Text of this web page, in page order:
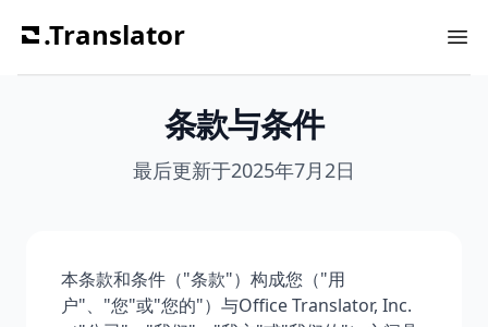
.Translator
条款与条件
最后更新于2025年7月2日
本条款和条件（"条款"）构成您（"用
户"、"您"或"您的"）与Office Translator, Inc.